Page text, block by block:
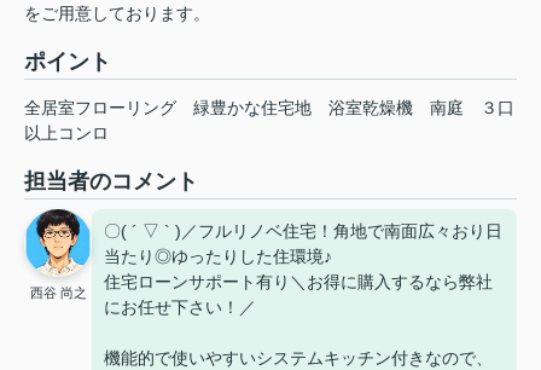
をご用意しております。
ポイント
全居室フローリング 緑豊かな住宅地 浴室乾燥機 南庭
３口
以上コンロ
担当者のコメント
西谷 尚之
〇( ´ ▽ ` )／フルリノベ住宅！角地で南面広々おり日
当たり◎ゆったりした住環境♪
住宅ローンサポート有り＼お得に購入するなら弊社
にお任せ下さい！／
機能的で使いやすいシステムキッチン付きなので、